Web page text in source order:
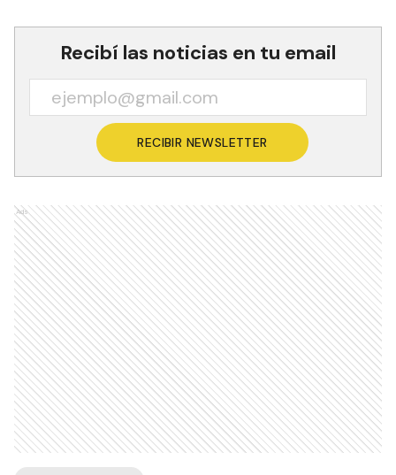
Recibí las noticias en tu email
RECIBIR NEWSLETTER
Ads